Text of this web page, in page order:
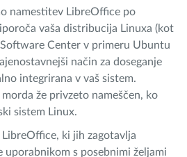
namestitev LibreOffice po
vaša distribucija Linuxa (kot
Center v primeru Ubuntu
način za doseganje
integrirana v vaš sistem.
že privzeto nameščen, ko
sistem Linux.
ki jih zagotavlja
uporabnikom s posebnimi željami